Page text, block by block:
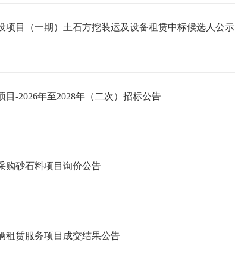
项目（一期）土石方挖装运及设备租赁中标候选人公示
-2026年至2028年（二次）招标公告
购砂石料项目询价公告
租赁服务项目成交结果公告